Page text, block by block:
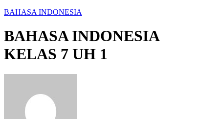
BAHASA INDONESIA
BAHASA INDONESIA
KELAS 7 UH 1